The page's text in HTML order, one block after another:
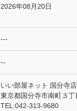
2026年08月20日
---
--
いい部屋ネット 国分寺
東京都国分寺市南町３
TEL:042-313-9680